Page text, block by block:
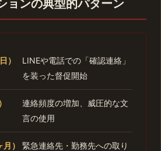
ョンの典型的パターン
）
LINEや電話での「確認連絡」
を装った督促開始
連絡頻度の増加、威圧的な文
言の使用
）
緊急連絡先・勤務先への取り